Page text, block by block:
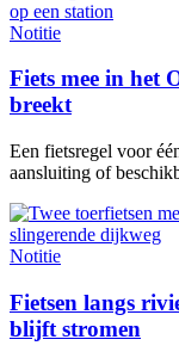
Notitie
Fiets mee in het
breekt
Een fietsregel voor
aansluiting of
Notitie
Fietsen langs
blijft stromen